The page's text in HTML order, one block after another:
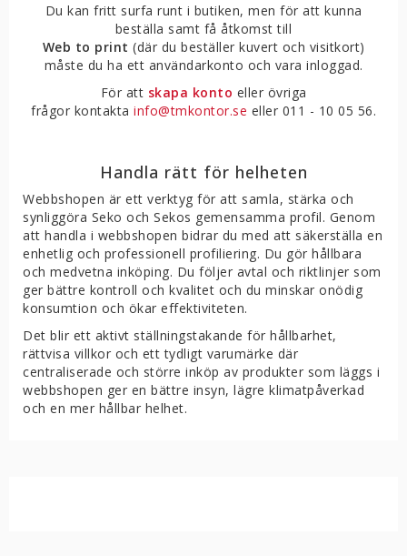
Du kan fritt surfa runt i butiken, men för att kunna
beställa samt få åtkomst till
Web to print (där du beställer kuvert och visitkort)
måste du ha ett användarkonto och vara inloggad.
För att skapa konto eller övriga
frågor kontakta info@tmkontor.se eller 011 - 10 05 56.
Handla rätt för helheten
Webbshopen är ett verktyg för att samla, stärka och
synliggöra Seko och Sekos gemensamma profil. Genom
att handla i webbshopen bidrar du med att säkerställa en
enhetlig och professionell profiliering. Du gör hållbara
och medvetna inköping. Du följer avtal och riktlinjer som
ger bättre kontroll och kvalitet och du minskar onödig
konsumtion och ökar effektiviteten.
Det blir ett aktivt ställningstakande för hållbarhet,
rättvisa villkor och ett tydligt varumärke där
centraliserade och större inköp av produkter som läggs i
webbshopen ger en bättre insyn, lägre klimatpåverkad
och en mer hållbar helhet.